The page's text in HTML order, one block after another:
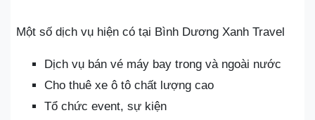
Một số dịch vụ hiện có tại Bình Dương Xanh Travel
Dịch vụ bán vé máy bay trong và ngoài nước
Cho thuê xe ô tô chất lượng cao
Tổ chức event, sự kiện